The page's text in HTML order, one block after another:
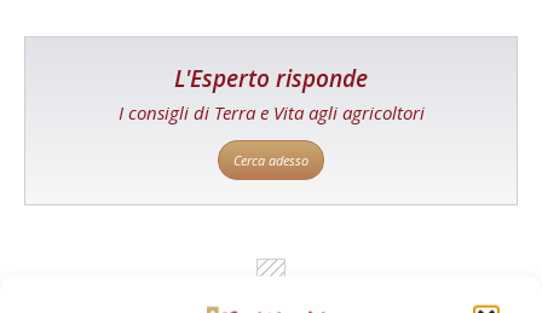
L'Esperto risponde
I consigli di Terra e Vita agli agricoltori
Cerca adesso